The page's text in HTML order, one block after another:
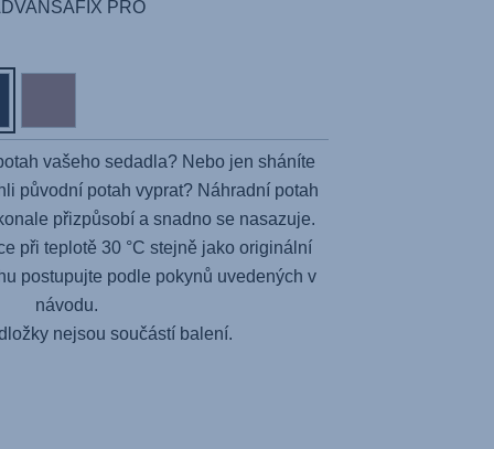
PRO
vašeho sedadla? Nebo jen sháníte
původní potah vyprat? Náhradní potah
přizpůsobí a snadno se nasazuje.
při teplotě 30 °C stejně jako originální
postupujte podle pokynů uvedených v
návodu.
nejsou součástí balení.